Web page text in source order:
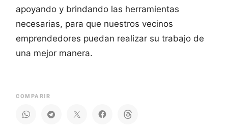
apoyando y brindando las herramientas
necesarias, para que nuestros vecinos
emprendedores puedan realizar su trabajo de
una mejor manera.
COMPARIR